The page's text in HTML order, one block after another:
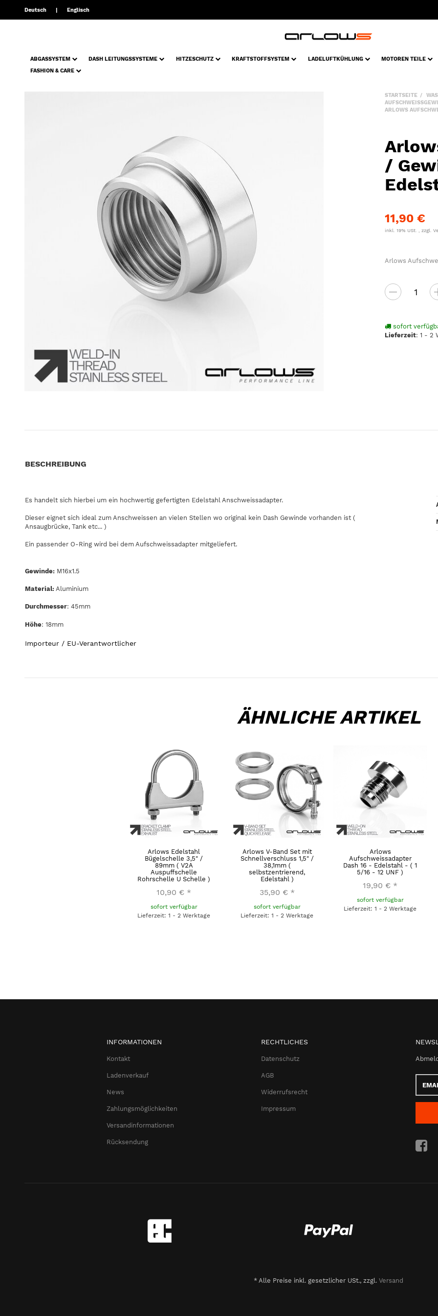
Deutsch Englisch
ABGASSYSTEM DASH LEITUNGSSYSTEME HITZESCHUTZ KRAFTSTOFFSYSTEM LADELUFTKÜHLUNG MOTOREN TEILE
FASHION & CARE
STARTSEITE
ARLOWS
/
11,90 €
inkl. 19% USt. , zzgl.
Arlows
sofort
Lieferzeit:1 - 2
BESCHREIBUNG
Es handelt sich hierbei um ein hochwertig gefertigten Edelstahl Anschweissadapter.
Dieser eignet sich ideal zum Anschweissen an vielen Stellen wo original kein Dash Gewinde vorhanden ist (
Ansaugbrücke, Tank etc... )
Ein passender O-Ring wird bei dem Aufschweissadapter mitgeliefert.
Gewinde: M16x1.5
Material: Aluminium
Durchmesser: 45mm
Höhe: 18mm
Importeur / EU-Verantwortlicher
ÄHNLICHE ARTIKEL
Arlows Edelstahl
Bügelschelle 3,5" /
89mm ( V2A
Auspuffschelle
Rohrschelle U Schelle )
10,90 € *
sofort verfügbar
Lieferzeit: 1 - 2 Werktage
Arlows V-Band Set mit
Schnellverschluss 1,5" /
38,1mm (
selbstzentrierend,
Edelstahl )
35,90 € *
sofort verfügbar
Lieferzeit: 1 - 2 Werktage
Arlows
Aufschweissadapter
Dash 16 - Edelstahl - ( 1
5/16 - 12 UNF )
19,90 € *
sofort verfügbar
Lieferzeit: 1 - 2 Werktage
INFORMATIONEN
Kontakt
Ladenverkauf
News
Zahlungsmöglichkeiten
Versandinformationen
Rücksendung
RECHTLICHES
Datenschutz
AGB
Widerrufsrecht
Impressum
* Alle Preise inkl. gesetzlicher USt., zzgl. Versand